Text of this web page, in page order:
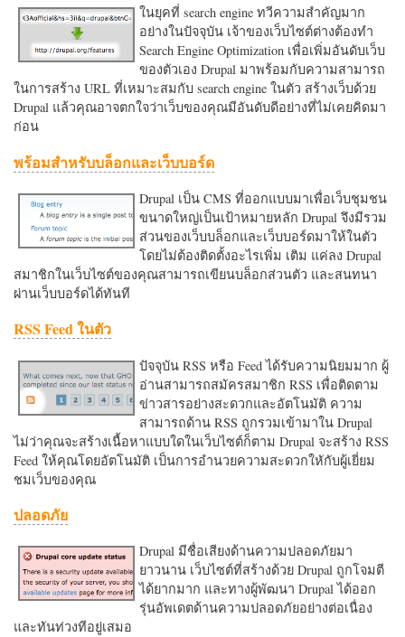
ในยุคที่ search engine ทวีความสำคัญมาก
อย่างในปัจจุบัน เจ้าของเว็บไซต์ต่างต้องทำ
Search Engine Optimization เพื่อเพิ่มอันดับเว็บ
ของตัวเอง Drupal มาพร้อมกับความสามารถ
ในการสร้าง URL ที่เหมาะสมกับ search engine ในตัว สร้างเว็บด้วย
Drupal แล้วคุณอาจตกใจว่าเว็บของคุณมีอันดับดีอย่างที่ไม่เคยคิดมา
ก่อน
พร้อมสำหรับบล็อกและเว็บบอร์ด
Drupal เป็น CMS ที่ออกแบบมาเพื่อเว็บชุมชน
ขนาดใหญ่เป็นเป้าหมายหลัก Drupal จึงมีรวม
ส่วนของเว็บบล็อกและเว็บบอร์ดมาให้ในตัว
โดยไม่ต้องติดตั้งอะไรเพิ่ม เติม แค่ลง Drupal
สมาชิกในเว็บไซต์ของคุณสามารถเขียนบล็อกส่วนตัว และสนทนา
ผ่านเว็บบอร์ดได้ทันที
RSS Feed ในตัว
ปัจจุบัน RSS หรือ Feed ได้รับความนิยมมาก ผู้
อ่านสามารถสมัครสมาชิก RSS เพื่อติดตาม
ข่าวสารอย่างสะดวกและอัตโนมัติ ความ
สามารถด้าน RSS ถูกรวมเข้ามาใน Drupal
ไม่ว่าคุณจะสร้างเนื้อหาแบบใดในเว็บไซต์ก็ตาม Drupal จะสร้าง RSS
Feed ให้คุณโดยอัตโนมัติ เป็นการอำนวยความสะดวกใหักับผู้เยี่ยม
ชมเว็บของคุณ
ปลอดภัย
Drupal มีชื่อเสียงด้านความปลอดภัยมา
ยาวนาน เว็บไซต์ที่สร้างด้วย Drupal ถูกโจมตี
ได้ยากมาก และทางผู้พัฒนา Drupal ได้ออก
รุ่นอัพเดตด้านความปลอดภัยอย่างต่อเนื่อง
และทันท่วงทีอยู่เสมอ